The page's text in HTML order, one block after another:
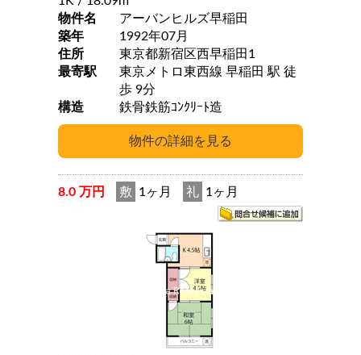
物件名
アーバンヒルズ早稲田
築年
1992年07月
住所
東京都新宿区西早稲田1
最寄駅
東京メトロ東西線 早稲田 駅 徒
歩 9分
構造
鉄骨鉄筋ｺﾝｸﾘｰﾄ造
8.0 万円 敷 1ヶ月 礼 1ヶ月